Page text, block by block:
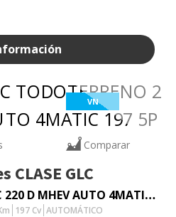
VN
Comparar
CLASE GLC
TODOTERRENO 2.0 GLC 220 D MHEV AUTO 4MATIC 197 5P
197Cv AUTOMÁTICO